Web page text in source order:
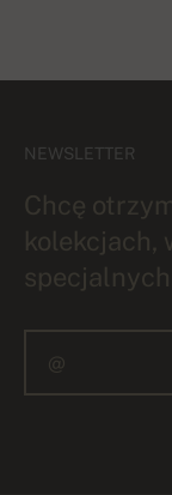
NEWSLETTER
Chcę
kolekcjach,